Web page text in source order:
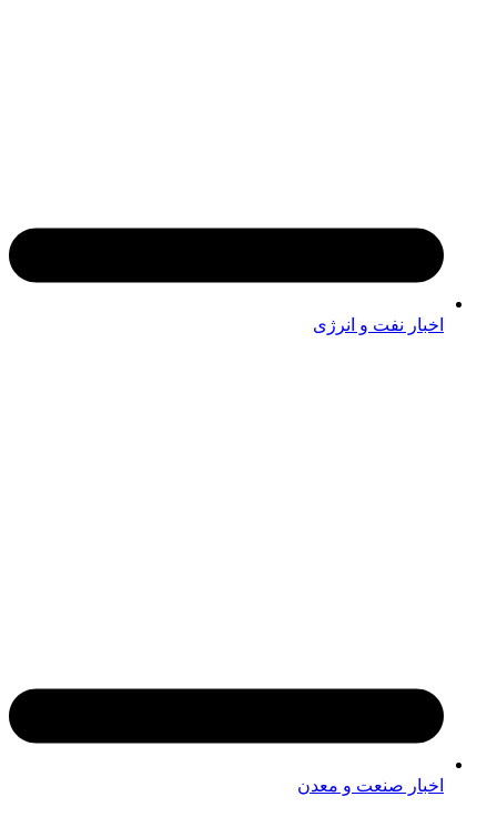
اخبار نفت و انرژی
اخبار صنعت و معدن